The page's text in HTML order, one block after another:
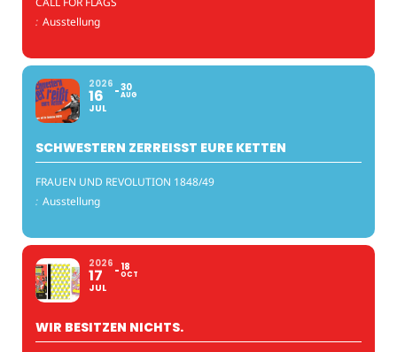
: Ausstellung
2026
16
JUL
30
AUG
SCHWESTERN ZERREISST EURE KETTEN
FRAUEN UND REVOLUTION 1848/49
: Ausstellung
2026
17
JUL
18
OCT
WIR BESITZEN NICHTS.